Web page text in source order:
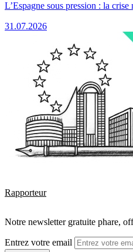
L’Espagne sous pression : la
31.07.2026
Rapporteur
Notre newsletter gratuite phare,
Entrez votre email